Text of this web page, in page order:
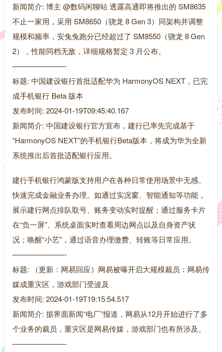
新闻简介: 博主 @数码闲聊站 透露高通即将推出的 SM8635
不止一家用，采用 SM8650（骁龙 8 Gen 3）同架构并调整
规模和频率，安兔兔跑分已经超过了 SM8550（骁龙 8 Gen
2），性能同档无敌，详细规格暂定 3 月公布。
———————-
标题: 中国建设银行首批适配华为 HarmonyOS NEXT，已完
成手机银行 Beta 版本
发布时间: 2024-01-19T09:45:40.167
新闻简介: 中国建设银行官方宣布，建行已率先完成基于
“HarmonyOS NEXT”的手机银行Beta版本，将成为华为全新
系统推出后首批适配银行应用。
建行手机银行鸿蒙版支持用户在各种日常使用场景中无感、
快速完成金融业务办理。如通过实况窗、智能通知等功能，
展示建行网点排队取号、账务变动实时提醒；通过服务卡片
在“负一屏”、系统桌面实时查看周边网点以及自身资产状
况；唤醒“小艺”，通过语音办理缴费、转账等日常应用。
———————-
标题: （更新：网易回应）网易被曝开启大规模裁员：网易传
媒成重灾区，游戏部门受波及
发布时间: 2024-01-19T19:15:54.517
新闻简介: 据界面新闻“电厂”报道，网易从12月开始进行了多
个业务的裁员，重灾区是网易传媒，游戏部门也有所涉及。
———————-